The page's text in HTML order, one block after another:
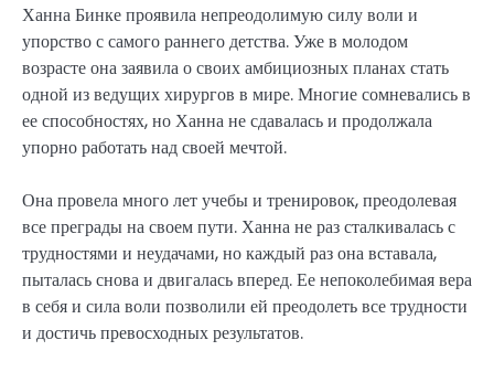
Ханна Бинке проявила непреодолимую силу воли и
упорство с самого раннего детства. Уже в молодом
возрасте она заявила о своих амбициозных планах стать
одной из ведущих хирургов в мире. Многие сомневались в
ее способностях, но Ханна не сдавалась и продолжала
упорно работать над своей мечтой.
Она провела много лет учебы и тренировок, преодолевая
все преграды на своем пути. Ханна не раз сталкивалась с
трудностями и неудачами, но каждый раз она вставала,
пыталась снова и двигалась вперед. Ее непоколебимая вера
в себя и сила воли позволили ей преодолеть все трудности
и достичь превосходных результатов.